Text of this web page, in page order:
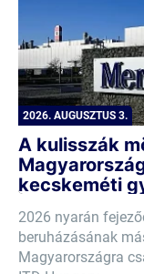
2026. AUGUSZTUS 3.
A kulisszák
kecskeméti
2026 nyarán
beruházásának
Magyarországra